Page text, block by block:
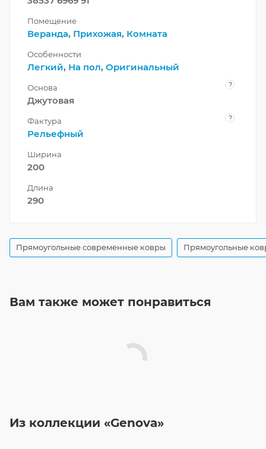
Помещение
Веранда, Прихожая, Комната
Особенности
Легкий, На пол, Оригинальный
Основа ?
Джутовая
Фактура ?
Рельефный
Ширина
200
Длина
290
Прямоугольные современные ковры Прямоугольные
Вам также может понравиться
Из коллекции «Genova»